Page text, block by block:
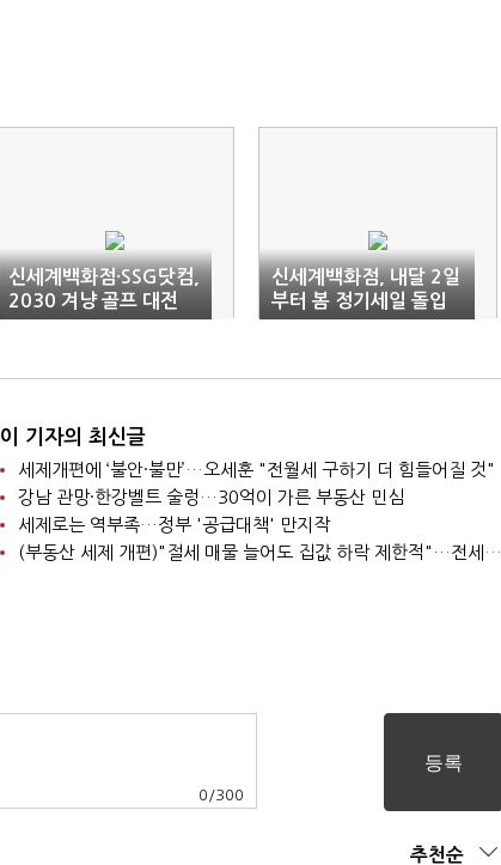
신세계백화점·SSG닷컴,
2030 겨냥 골프 대전
연다
신세계백화점, 내달 2일
부터 봄 정기세일 돌입
이 기자의 최신글
세제개편에 ‘불안·불만’…오세훈 "전월세 구하기 더 힘들어질 것"
강남 관망·한강벨트 술렁…30억이 가른 부동산 민심
세제로는 역부족…정부 '공급대책' 만지작
(부동산 세제 개편)"절세 매물 늘어도 집값 하락 제한적"…전세난·양극화 심화 우려
0 /300
추천순